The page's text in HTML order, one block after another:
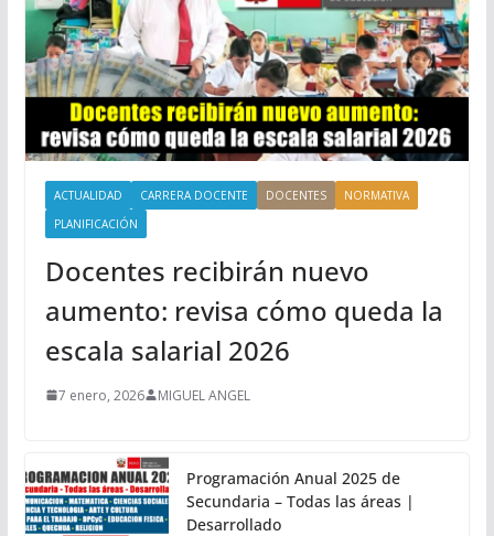
ACTUALIDAD CARRERA DOCENTE DOCENTES
NORMATIVA
PLANIFICACIÓN
Docentes recibirán nuevo
aumento: revisa cómo queda la
escala salarial 2026
7 enero, 2026 MIGUEL ANGEL
Programación Anual 2025 de
Secundaria – Todas las áreas |
Desarrollado